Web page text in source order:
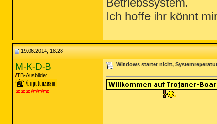
Betriebssystem.
Ich hoffe ihr könnt
19.06.2014, 18:28
M-K-D-B
TB-Ausbilder
Windows startet nicht,